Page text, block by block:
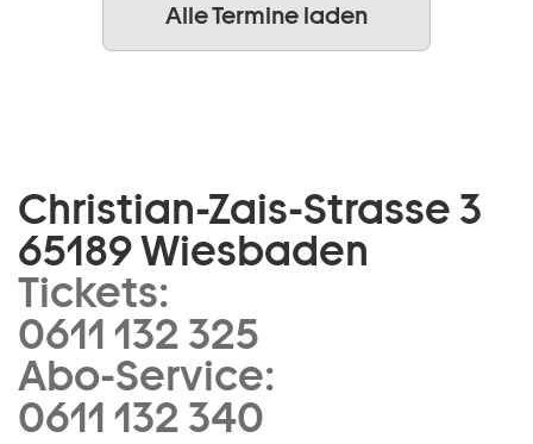
Alle Termine laden
Christian-Zais-Strasse 3
65189 Wiesbaden
Tickets:
0611 132 325
Abo-Service:
0611 132 340